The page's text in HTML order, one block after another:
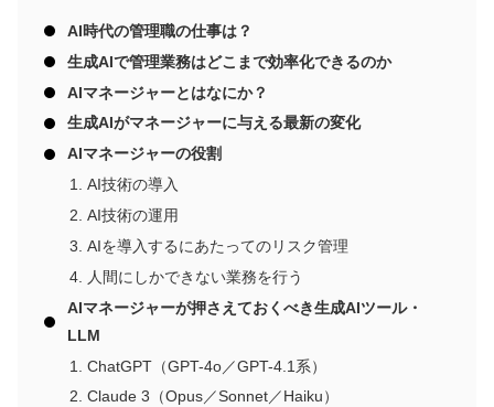
AI時代の管理職の仕事は？
生成AIで管理業務はどこまで効率化できるのか
AIマネージャーとはなにか？
生成AIがマネージャーに与える最新の変化
AIマネージャーの役割
AI技術の導入
AI技術の運用
AIを導入するにあたってのリスク管理
人間にしかできない業務を行う
AIマネージャーが押さえておくべき生成AIツール・
LLM
ChatGPT（GPT-4o／GPT-4.1系）
Claude 3（Opus／Sonnet／Haiku）